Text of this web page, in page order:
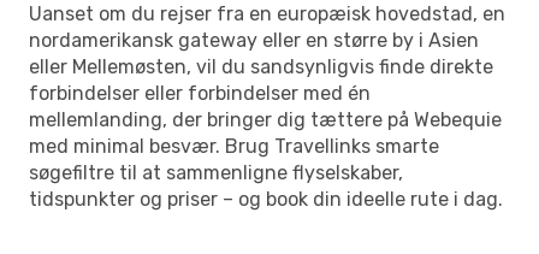
Uanset om du rejser fra en europæisk hovedstad, en
nordamerikansk gateway eller en større by i Asien
eller Mellemøsten, vil du sandsynligvis finde direkte
forbindelser eller forbindelser med én
mellemlanding, der bringer dig tættere på Webequie
med minimal besvær. Brug Travellinks smarte
søgefiltre til at sammenligne flyselskaber,
tidspunkter og priser – og book din ideelle rute i dag.